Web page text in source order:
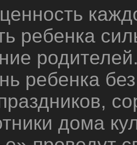
ребенка
ребенка
дома